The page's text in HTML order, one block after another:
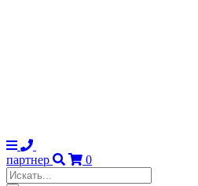
партнер
0